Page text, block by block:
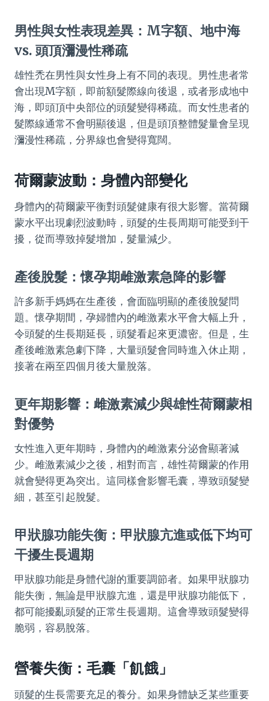
男性與女性表現差異：M字額、地中海
vs. 頭頂瀰漫性稀疏
雄性禿在男性與女性身上有不同的表現。男性患者常
會出現M字額，即前額髮際線向後退，或者形成地中
海，即頭頂中央部位的頭髮變得稀疏。而女性患者的
髮際線通常不會明顯後退，但是頭頂整體髮量會呈現
瀰漫性稀疏，分界線也會變得寬闊。
荷爾蒙波動：身體內部變化
身體內的荷爾蒙平衡對頭髮健康有很大影響。當荷爾
蒙水平出現劇烈波動時，頭髮的生長周期可能受到干
擾，從而導致掉髮增加，髮量減少。
產後脫髮：懷孕期雌激素急降的影響
許多新手媽媽在生產後，會面臨明顯的產後脫髮問
題。懷孕期間，孕婦體內的雌激素水平會大幅上升，
令頭髮的生長期延長，頭髮看起來更濃密。但是，生
產後雌激素急劇下降，大量頭髮會同時進入休止期，
接著在兩至四個月後大量脫落。
更年期影響：雌激素減少與雄性荷爾蒙相
對優勢
女性進入更年期時，身體內的雌激素分泌會顯著減
少。雌激素減少之後，相對而言，雄性荷爾蒙的作用
就會變得更為突出。這同樣會影響毛囊，導致頭髮變
細，甚至引起脫髮。
甲狀腺功能失衡：甲狀腺亢進或低下均可
干擾生長週期
甲狀腺功能是身體代謝的重要調節者。如果甲狀腺功
能失衡，無論是甲狀腺亢進，還是甲狀腺功能低下，
都可能擾亂頭髮的正常生長週期。這會導致頭髮變得
脆弱，容易脫落。
營養失衡：毛囊「飢餓」
頭髮的生長需要充足的養分。如果身體缺乏某些重要